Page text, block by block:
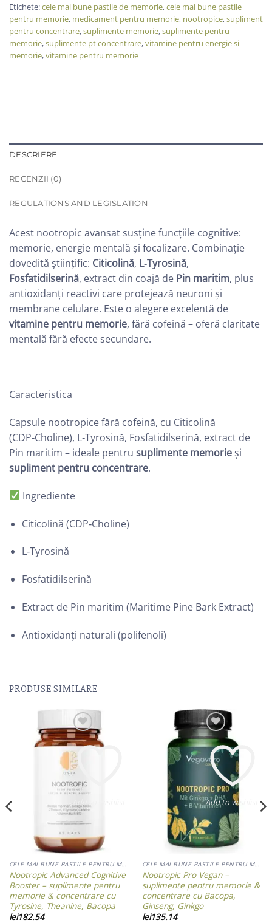
Etichete:cele mai bune pastile de memorie,cele mai bune pastile
pentru memorie, medicament pentru memorie, nootropice,supliment
pentru concentrare,suplimente memorie,suplimente pentru
memorie,suplimente pt concentrare,vitamine pentru energie si
memorie,vitamine pentru memorie
DESCRIERE
RECENZII (0)
REGULATIONS AND LEGISLATION
Acest nootropic avansat susține funcțiile cognitive:
memorie, energie mentală și focalizare. Combinație
dovedită științific: Citicolină, L‑Tyrosină,
Fosfatidilserină, extract din coajă de Pin maritim, plus
antioxidanți reactivi care protejează neuroni și
membrane celulare. Este o alegere excelentă de
vitamine pentru memorie, fără cofeină – oferă claritate
mentală fără efecte secundare.
Caracteristica
Capsule nootropice fără cofeină, cu Citicolină
(CDP‑Choline), L‑Tyrosină, Fosfatidilserină, extract de
Pin maritim – ideale pentru suplimente memorie și
supliment pentru concentrare.
Ingrediente
Citicolină (CDP‑Choline)
L‑Tyrosină
Fosfatidilserină
Extract de Pin maritim (Maritime Pine Bark Extract)
Antioxidanți naturali (polifenoli)
PRODUSE SIMILARE
Add to wishlist
CELE MAI BUNE PASTILE PENTRU MEMORIE
Nootropic Advanced Cognitive
Booster – suplimente pentru
memorie & concentrare cu
Tyrosine, Theanine, Bacopa
lei182.54
Add to wishlist
CELE MAI BUNE PASTILE PENTRU MEMORIE
Nootropic Pro Vegan –
suplimente pentru memorie &
concentrare cu Bacopa,
Ginseng, Ginkgo
lei135.14